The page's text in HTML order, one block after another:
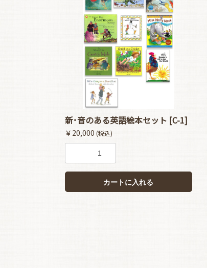
新･音のある英語絵本セット [C-1]
￥20,000 (税込)
カートに入れる